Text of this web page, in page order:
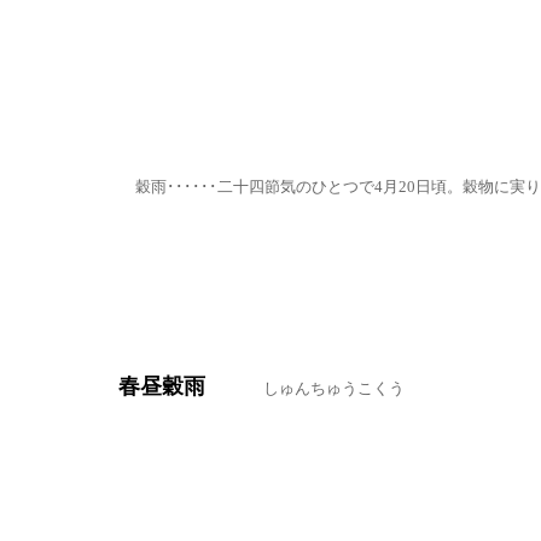
穀雨･･････二十四節気のひとつで4月20日頃。穀物に実
春昼穀雨 しゅんちゅうこくう